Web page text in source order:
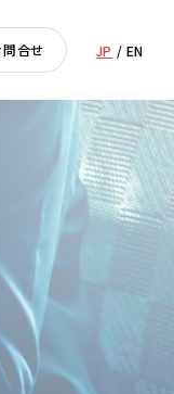
問合せ JP / EN